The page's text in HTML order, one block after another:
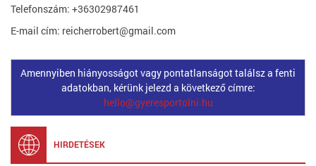
Telefonszám: +36302987461
E-mail cím: reicherrobert@gmail.com
Amennyiben hiányosságot vagy pontatlanságot találsz a fenti
adatokban, kérünk jelezd a következő címre:
hello@gyeresportolni.hu
HIRDETÉSEK